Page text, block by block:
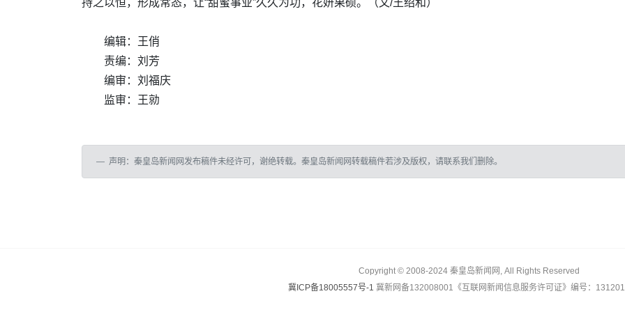
持之以恒，形成常态，让“甜蜜事业”久久为功，花妍果硕。（文/王绍和）
编辑：王俏
责编：刘芳
编审：刘福庆
监审：王勍
声明：秦皇岛新闻网发布稿件未经许可，谢绝转载。秦皇岛新闻网转载稿件若涉及版权，请联系我们删除。
Copyright © 2008-2024 秦皇岛新闻网, All Rights Reserved
冀ICP备18005557号-1 冀新网备132008001《互联网新闻信息服务许可证》编号：